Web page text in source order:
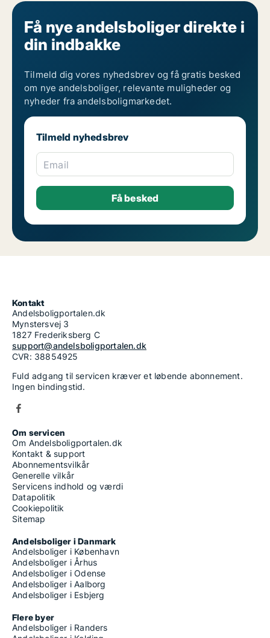
Få nye andelsboliger direkte i
din indbakke
Tilmeld dig vores nyhedsbrev og få gratis besked
om nye andelsboliger, relevante muligheder og
nyheder fra andelsboligmarkedet.
Tilmeld nyhedsbrev
Email
Kontakt
Andelsboligportalen.dk
Mynstersvej 3
1827 Frederiksberg C
support@andelsboligportalen.dk
CVR: 38854925
Fuld adgang til servicen kræver et løbende abonnement.
Ingen bindingstid.
Om servicen
Om Andelsboligportalen.dk
Kontakt & support
Abonnementsvilkår
Generelle vilkår
Servicens indhold og værdi
Datapolitik
Cookiepolitik
Sitemap
Andelsboliger i Danmark
Andelsboliger i København
Andelsboliger i Århus
Andelsboliger i Odense
Andelsboliger i Aalborg
Andelsboliger i Esbjerg
Flere byer
Andelsboliger i Randers